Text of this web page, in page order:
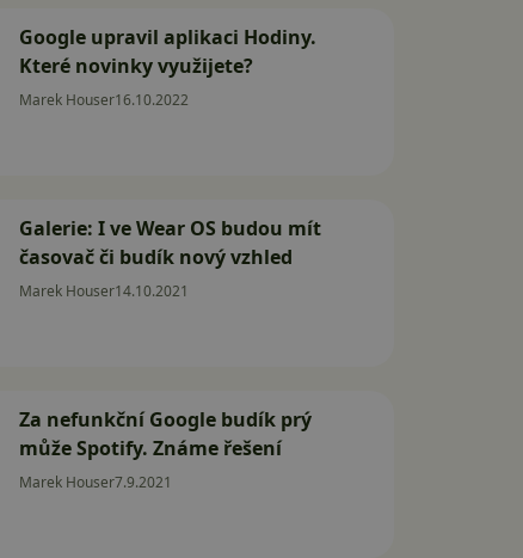
Google upravil aplikaci Hodiny.
Které novinky využijete?
Marek Houser16.10.2022
Galerie: I ve Wear OS budou mít
časovač či budík nový vzhled
Marek Houser14.10.2021
Za nefunkční Google budík prý
může Spotify. Známe řešení
Marek Houser7.9.2021